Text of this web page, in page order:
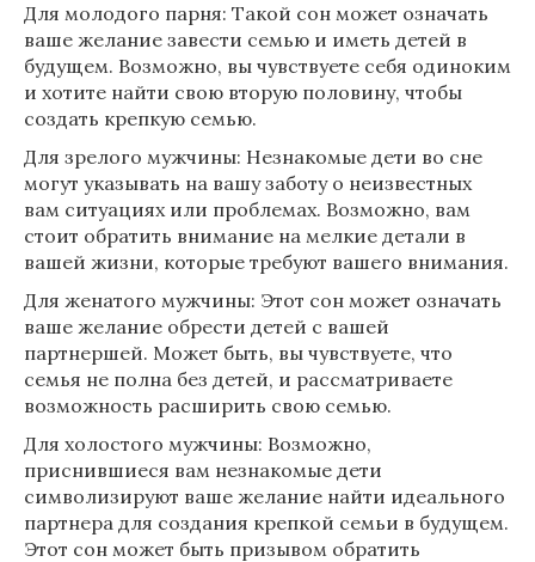
Для молодого парня: Такой сон может означать
ваше желание завести семью и иметь детей в
будущем. Возможно, вы чувствуете себя одиноким
и хотите найти свою вторую половину, чтобы
создать крепкую семью.
Для зрелого мужчины: Незнакомые дети во сне
могут указывать на вашу заботу о неизвестных
вам ситуациях или проблемах. Возможно, вам
стоит обратить внимание на мелкие детали в
вашей жизни, которые требуют вашего внимания.
Для женатого мужчины: Этот сон может означать
ваше желание обрести детей с вашей
партнершей. Может быть, вы чувствуете, что
семья не полна без детей, и рассматриваете
возможность расширить свою семью.
Для холостого мужчины: Возможно,
приснившиеся вам незнакомые дети
символизируют ваше желание найти идеального
партнера для создания крепкой семьи в будущем.
Этот сон может быть призывом обратить